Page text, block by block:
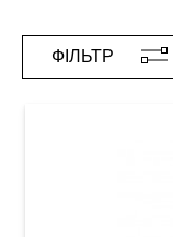
ФІЛЬТР